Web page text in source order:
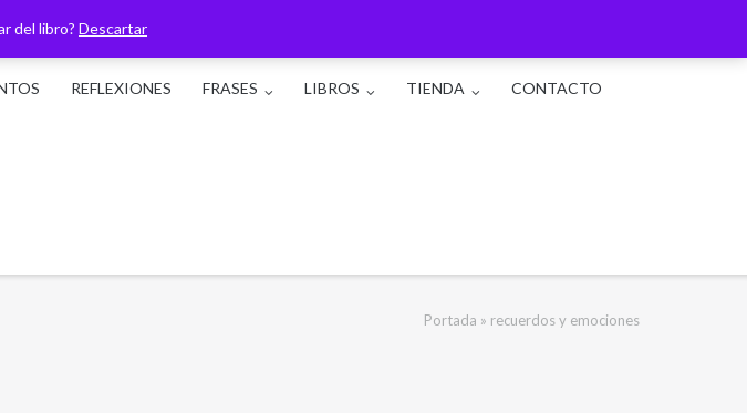
del libro? Descartar
REFLEXIONES FRASES LIBROS TIENDA CONTACTO
Portada » recuerdos y emociones